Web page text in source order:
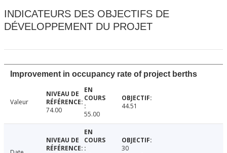
INDICATEURS DES OBJECTIFS DE
DÉVELOPPEMENT DU PROJET
Improvement in occupancy rate of project berths
Valeur
74.00
55.00
44.51
30